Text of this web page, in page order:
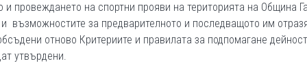
провеждането на спортни прояви на територията на Община
възможностите за предварителното и последващото им
отново Критериите и правилата за подпомагане
утвърдени.